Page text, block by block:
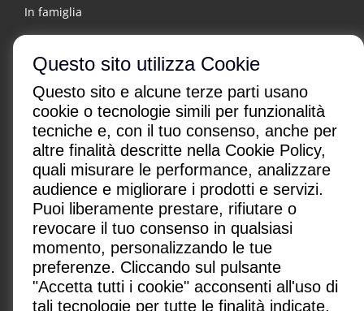
Questo sito utilizza Cookie
Questo sito e alcune terze parti usano
cookie o tecnologie simili per funzionalità
tecniche e, con il tuo consenso, anche per
altre finalità descritte nella Cookie Policy,
quali misurare le performance, analizzare
audience e migliorare i prodotti e servizi.
Puoi liberamente prestare, rifiutare o
revocare il tuo consenso in qualsiasi
momento, personalizzando le tue
preferenze. Cliccando sul pulsante
"Accetta tutti i cookie" acconsenti all'uso di
tali tecnologie per tutte le finalità indicate.
In famiglia
CHI SONO| CONTATTI|
Condizioni di utilizzo Policy Privacy |
Advertising
Gestione cookie
Paginemediche s.r.l. SB
Via San Leonardo 26, 84131 Salerno, Italia
P.IVA: IT05418080650
redazione@paginemediche.it